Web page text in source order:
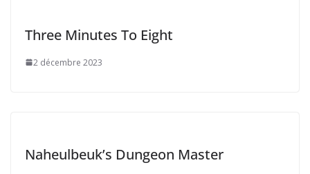
Three Minutes To Eight
2 décembre 2023
Naheulbeuk’s Dungeon Master